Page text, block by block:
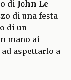
di John Le
di una festa
di un
mano ai
aspettarlo a